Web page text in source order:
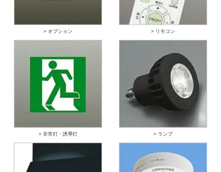
> オプション > リモコン
> 非常灯・誘導灯 > ランプ